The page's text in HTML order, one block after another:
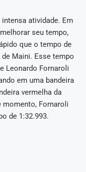
atividade. Em
seu tempo,
que o tempo de
Maini. Esse tempo
Leonardo Fornaroli
em uma bandeira
vermelha da
momento, Fornaroli
de 1:32.993.